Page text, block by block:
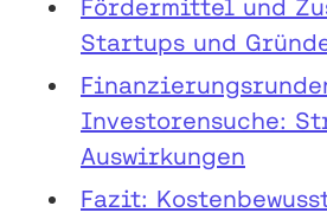
Fördermittel und
Startups und
Investorensuche:
Auswirkungen
Fazit: